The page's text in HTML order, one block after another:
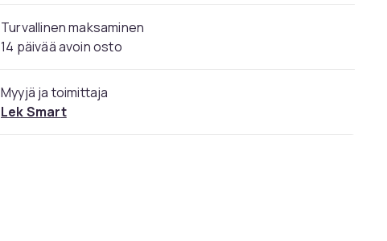
Turvallinen maksaminen
14 päivää avoin osto
Myyjä ja toimittaja
Lek Smart